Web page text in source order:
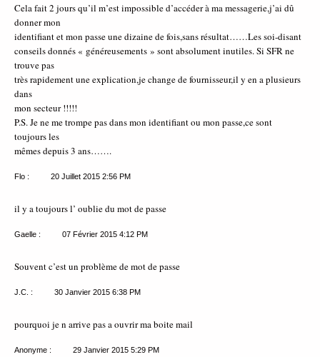
Cela fait 2 jours qu’il m’est impossible d’accéder à ma messagerie,j’ai dû
donner mon
identifiant et mon passe une dizaine de fois,sans résultat……Les soi-disant
conseils donnés « généreusements » sont absolument inutiles. Si SFR ne
trouve pas
très rapidement une explication,je change de fournisseur,il y en a plusieurs
dans
mon secteur !!!!!
P.S. Je ne me trompe pas dans mon identifiant ou mon passe,ce sont
toujours les
mêmes depuis 3 ans…….
Flo : 20 Juillet 2015 2:56 PM
il y a toujours l’ oublie du mot de passe
Gaelle : 07 Février 2015 4:12 PM
Souvent c’est un problème de mot de passe
J.C. : 30 Janvier 2015 6:38 PM
pourquoi je n arrive pas a ouvrir ma boite mail
Anonyme : 29 Janvier 2015 5:29 PM